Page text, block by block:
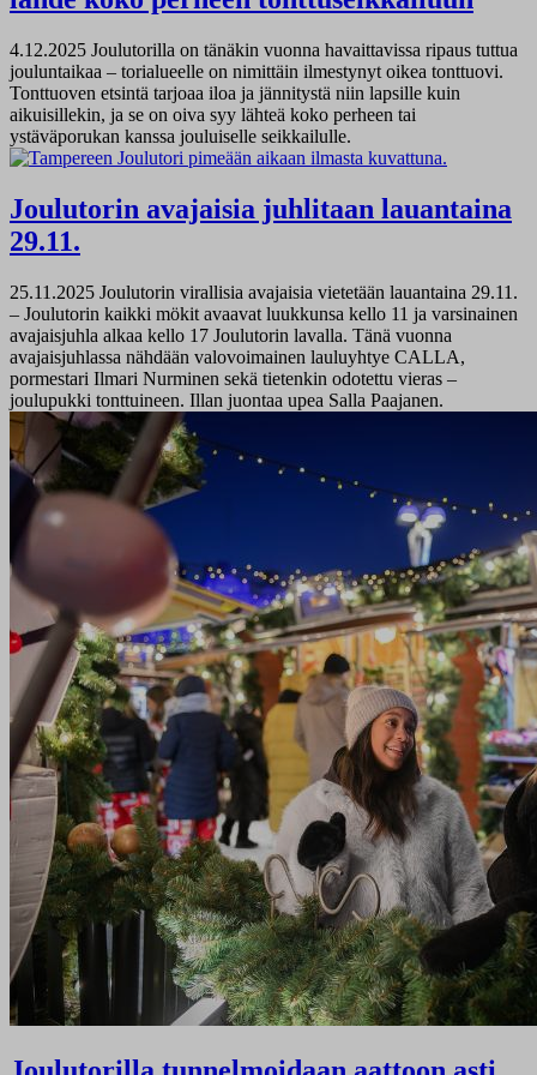
4.12.2025 Joulutorilla on tänäkin vuonna havaittavissa ripaus tuttua
jouluntaikaa – torialueelle on nimittäin ilmestynyt oikea tonttuovi.
Tonttuoven etsintä tarjoaa iloa ja jännitystä niin lapsille kuin
aikuisillekin, ja se on oiva syy lähteä koko perheen tai
ystäväporukan kanssa jouluiselle seikkailulle.
Joulutorin avajaisia juhlitaan lauantaina
29.11.
25.11.2025 Joulutorin virallisia avajaisia vietetään lauantaina 29.11.
– Joulutorin kaikki mökit avaavat luukkunsa kello 11 ja varsinainen
avajaisjuhla alkaa kello 17 Joulutorin lavalla. Tänä vuonna
avajaisjuhlassa nähdään valovoimainen lauluyhtye CALLA,
pormestari Ilmari Nurminen sekä tietenkin odotettu vieras –
joulupukki tonttuineen. Illan juontaa upea Salla Paajanen.